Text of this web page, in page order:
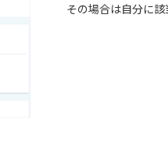
その場合は⾃分に該